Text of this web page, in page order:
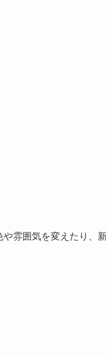
雰囲気を変えたり、